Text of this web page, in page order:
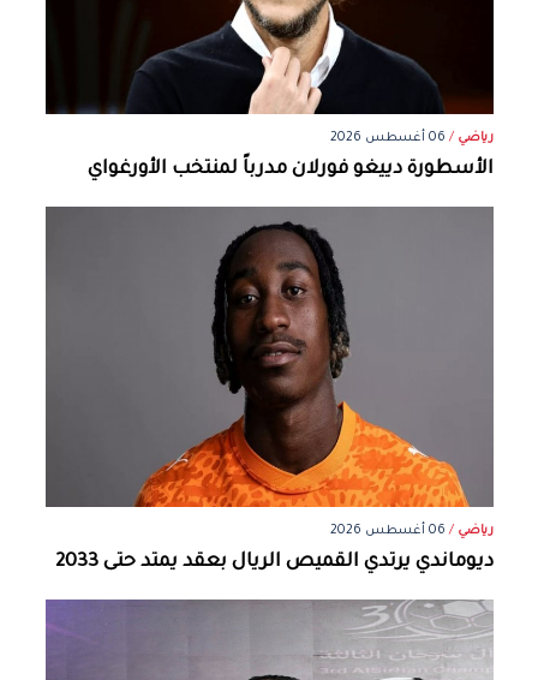
رياضي / 06 أغسطس 2026
الأسطورة دييغو فورلان مدرباً لمنتخب الأورغواي
رياضي / 06 أغسطس 2026
ديوماندي يرتدي القميص الريال بعقد يمتد حتى 2033